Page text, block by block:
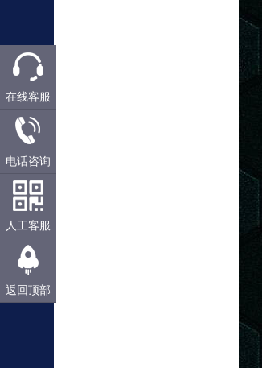
在线客服
电话咨询
人工客服
返回顶部